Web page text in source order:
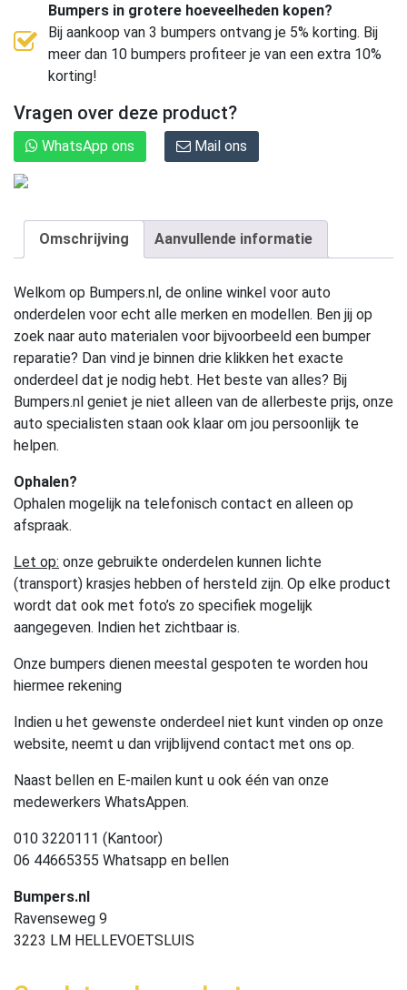
Bumpers in grotere hoeveelheden kopen?
Bij aankoop van 3 bumpers ontvang je 5% korting. Bij
meer dan 10 bumpers profiteer je van een extra 10%
korting!
Vragen over deze product?
WhatsApp ons Mail ons
Omschrijving Aanvullende informatie
Welkom op Bumpers.nl, de online winkel voor auto
onderdelen voor echt alle merken en modellen. Ben jij op
zoek naar auto materialen voor bijvoorbeeld een bumper
reparatie? Dan vind je binnen drie klikken het exacte
onderdeel dat je nodig hebt. Het beste van alles? Bij
Bumpers.nl geniet je niet alleen van de allerbeste prijs, onze
auto specialisten staan ook klaar om jou persoonlijk te
helpen.
Ophalen?
Ophalen mogelijk na telefonisch contact en alleen op
afspraak.
Let op: onze gebruikte onderdelen kunnen lichte
(transport) krasjes hebben of hersteld zijn. Op elke product
wordt dat ook met foto’s zo specifiek mogelijk
aangegeven. Indien het zichtbaar is.
Onze bumpers dienen meestal gespoten te worden hou
hiermee rekening
Indien u het gewenste onderdeel niet kunt vinden op onze
website, neemt u dan vrijblijvend contact met ons op.
Naast bellen en E-mailen kunt u ook één van onze
medewerkers WhatsAppen.
010 3220111 (Kantoor)
06 44665355 Whatsapp en bellen
Bumpers.nl
Ravenseweg 9
3223 LM HELLEVOETSLUIS